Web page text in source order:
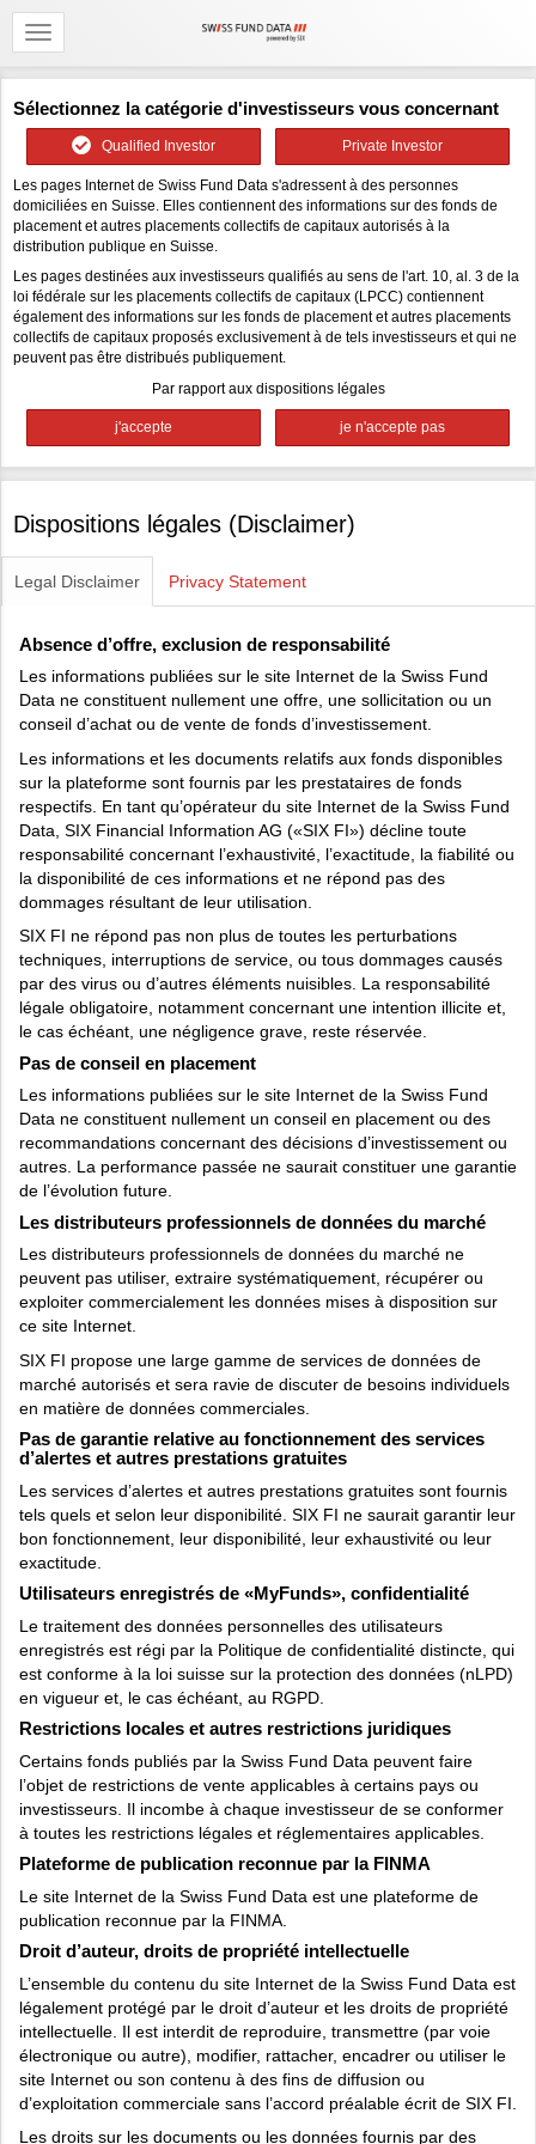
Sélectionnez la catégorie d'investisseurs vous concernant
Qualified Investor Private Investor
Les pages Internet de Swiss Fund Data s'adressent à des personnes
domiciliées en Suisse. Elles contiennent des informations sur des fonds de
placement et autres placements collectifs de capitaux autorisés à la
distribution publique en Suisse.
Les pages destinées aux investisseurs qualifiés au sens de l'art. 10, al. 3 de la
loi fédérale sur les placements collectifs de capitaux (LPCC) contiennent
également des informations sur les fonds de placement et autres placements
collectifs de capitaux proposés exclusivement à de tels investisseurs et qui ne
peuvent pas être distribués publiquement.
Par rapport aux dispositions légales
Dispositions légales (Disclaimer)
Legal Disclaimer Privacy Statement
Absence d’offre, exclusion de responsabilité
Les informations publiées sur le site Internet de la Swiss Fund
Data ne constituent nullement une offre, une sollicitation ou un
conseil d’achat ou de vente de fonds d’investissement.
Les informations et les documents relatifs aux fonds disponibles
sur la plateforme sont fournis par les prestataires de fonds
respectifs. En tant qu’opérateur du site Internet de la Swiss Fund
Data, SIX Financial Information AG («SIX FI») décline toute
responsabilité concernant l’exhaustivité, l’exactitude, la fiabilité ou
la disponibilité de ces informations et ne répond pas des
dommages résultant de leur utilisation.
SIX FI ne répond pas non plus de toutes les perturbations
techniques, interruptions de service, ou tous dommages causés
par des virus ou d’autres éléments nuisibles. La responsabilité
légale obligatoire, notamment concernant une intention illicite et,
le cas échéant, une négligence grave, reste réservée.
Pas de conseil en placement
Les informations publiées sur le site Internet de la Swiss Fund
Data ne constituent nullement un conseil en placement ou des
recommandations concernant des décisions d’investissement ou
autres. La performance passée ne saurait constituer une garantie
de l’évolution future.
Les distributeurs professionnels de données du marché
Les distributeurs professionnels de données du marché ne
peuvent pas utiliser, extraire systématiquement, récupérer ou
exploiter commercialement les données mises à disposition sur
ce site Internet.
SIX FI propose une large gamme de services de données de
marché autorisés et sera ravie de discuter de besoins individuels
en matière de données commerciales.
Pas de garantie relative au fonctionnement des services
d’alertes et autres prestations gratuites
Les services d’alertes et autres prestations gratuites sont fournis
tels quels et selon leur disponibilité. SIX FI ne saurait garantir leur
bon fonctionnement, leur disponibilité, leur exhaustivité ou leur
exactitude.
Utilisateurs enregistrés de «MyFunds», confidentialité
Le traitement des données personnelles des utilisateurs
enregistrés est régi par la Politique de confidentialité distincte, qui
est conforme à la loi suisse sur la protection des données (nLPD)
en vigueur et, le cas échéant, au RGPD.
Restrictions locales et autres restrictions juridiques
Certains fonds publiés par la Swiss Fund Data peuvent faire
l’objet de restrictions de vente applicables à certains pays ou
investisseurs. Il incombe à chaque investisseur de se conformer
à toutes les restrictions légales et réglementaires applicables.
Plateforme de publication reconnue par la FINMA
Le site Internet de la Swiss Fund Data est une plateforme de
publication reconnue par la FINMA.
Droit d’auteur, droits de propriété intellectuelle
L’ensemble du contenu du site Internet de la Swiss Fund Data est
légalement protégé par le droit d’auteur et les droits de propriété
intellectuelle. Il est interdit de reproduire, transmettre (par voie
électronique ou autre), modifier, rattacher, encadrer ou utiliser le
site Internet ou son contenu à des fins de diffusion ou
d’exploitation commerciale sans l’accord préalable écrit de SIX FI.
Les droits sur les documents ou les données fournis par des